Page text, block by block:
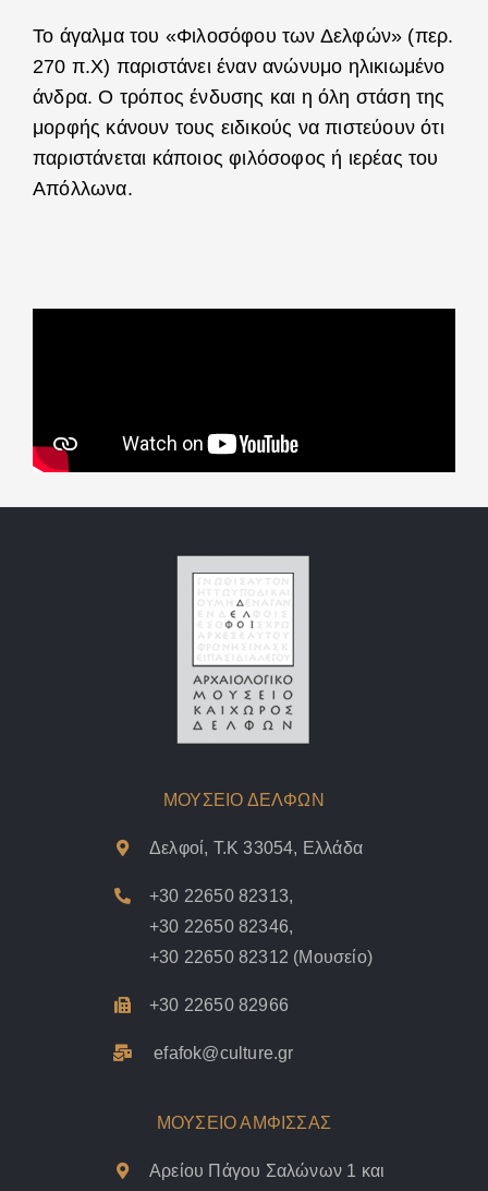
Το άγαλμα του «Φιλοσόφου των Δελφών» (περ.
270 π.Χ) παριστάνει έναν ανώνυμο ηλικιωμένο
άνδρα. Ο τρόπος ένδυσης και η όλη στάση της
μορφής κάνουν τους ειδικούς να πιστεύουν ότι
παριστάνεται κάποιος φιλόσοφος ή ιερέας του
Απόλλωνα.
ΜΟΥΣΕΙΟ ΔΕΛΦΩΝ
Δελφοί, Τ.Κ 33054, Ελλάδα
+30 22650 82313,
+30 22650 82346,
+30 22650 82312 (Μουσείο)
+30 22650 82966
efafok@culture.gr
ΜΟΥΣΕΙΟ ΑΜΦΙΣΣΑΣ
Αρείου Πάγου Σαλώνων 1 και